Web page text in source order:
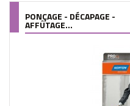
PONÇAGE - DÉCAPAGE -
AFFÛTAGE...